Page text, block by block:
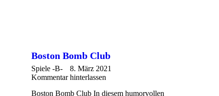
Boston Bomb Club
Spiele -B-
8. März 2021
Kommentar hinterlassen
Boston Bomb Club In diesem humorvollen